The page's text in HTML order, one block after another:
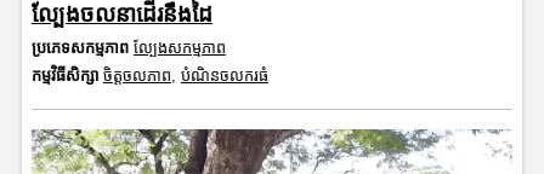
ល្បែងចលនាដើរនឹងដៃ
ប្រភេទសកម្មភាព ល្បែងសកម្មភាព
កម្មវិធីសិក្សា ចិត្តចលភាព, បំណិនចលករធំ